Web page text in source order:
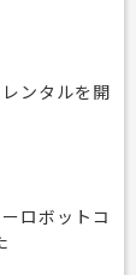
ンタルを開
ロボットコ